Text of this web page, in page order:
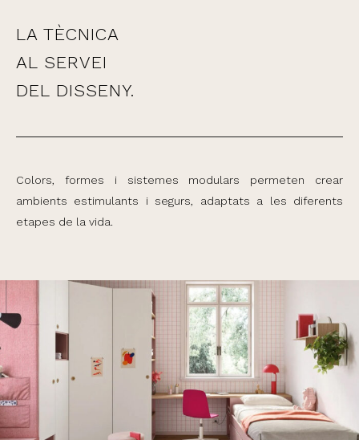
LA TÈCNICA
AL SERVEI
DEL DISSENY.
Colors, formes i sistemes modulars permeten crear
ambients estimulants i segurs, adaptats a les diferents
etapes de la vida.